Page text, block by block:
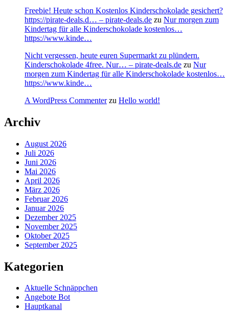
Freebie! Heute schon Kostenlos Kinderschokolade gesichert?
https://pirate-deals.d… – pirate-deals.de zu Nur morgen zum
Kindertag für alle Kinderschokolade kostenlos…
https://www.kinde…
Nicht vergessen, heute euren Supermarkt zu plündern.
Kinderschokolade 4free. Nur… – pirate-deals.de zu Nur
morgen zum Kindertag für alle Kinderschokolade kostenlos…
https://www.kinde…
A WordPress Commenterzu Hello world!
Archiv
August 2026
Juli 2026
Juni 2026
Mai 2026
April 2026
März 2026
Februar 2026
Januar 2026
Dezember 2025
November 2025
Oktober 2025
September 2025
Kategorien
Aktuelle Schnäppchen
Angebote Bot
Hauptkanal